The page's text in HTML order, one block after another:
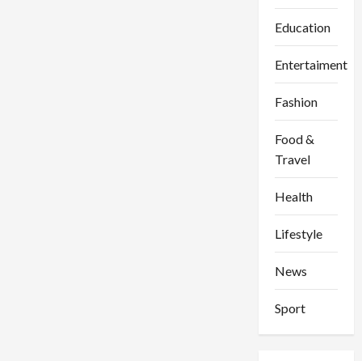
Education
Entertaiment
Fashion
Food &
Travel
Health
Lifestyle
News
Sport